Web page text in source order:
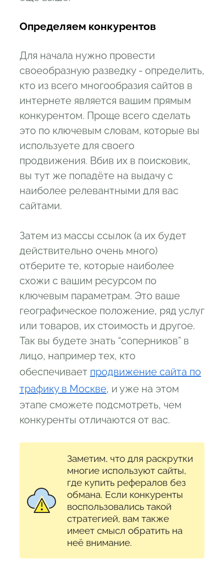
Определяем конкурентов
Для начала нужно провести
своеобразную разведку - определить,
кто из всего многообразия сайтов в
интернете является вашим прямым
конкурентом. Проще всего сделать
это по ключевым словам, которые вы
используете для своего
продвижения. Вбив их в поисковик,
вы тут же попадёте на выдачу с
наиболее релевантными для вас
сайтами.
Затем из массы ссылок (а их будет
действительно очень много)
отберите те, которые наиболее
схожи с вашим ресурсом по
ключевым параметрам. Это ваше
географическое положение, ряд услуг
или товаров, их стоимость и другое.
Так вы будете знать “соперников” в
лицо, например тех, кто
обеспечивает продвижение сайта по
трафику в Москве, и уже на этом
этапе сможете подсмотреть, чем
конкуренты отличаются от вас.
Заметим, что для раскрутки
многие используют сайты,
где купить рефералов без
обмана. Если конкуренты
воспользовались такой
стратегией, вам также
имеет смысл обратить на
неё внимание.